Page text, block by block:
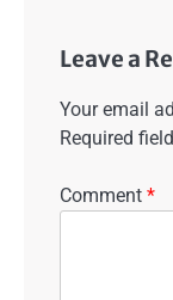
Leave a
Your email
Required
Comment *